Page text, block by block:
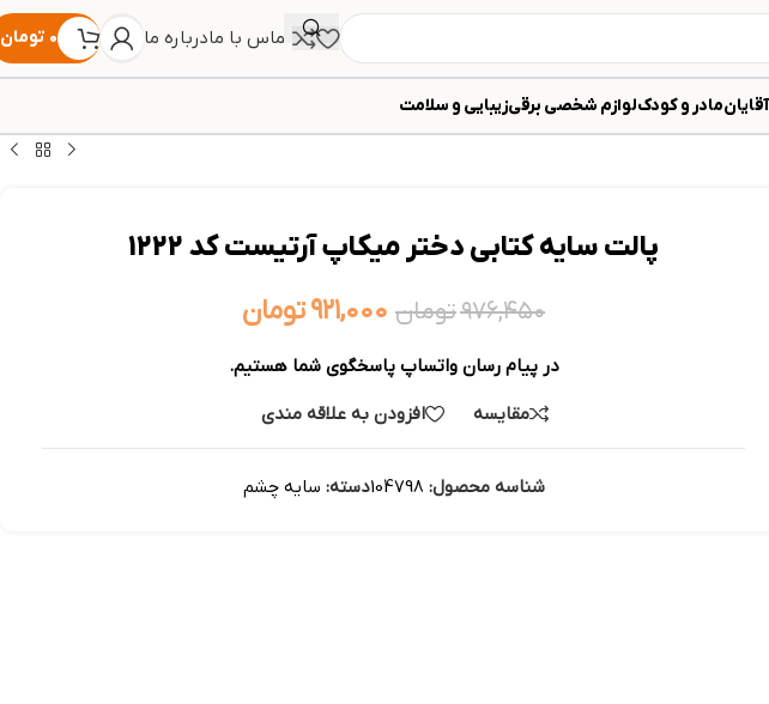
تماس با مادرباره ما ۰ تومان
مادر و کودکلوازم شخصی برقیزیبایی و سلامت
پالت سایه کتابی دختر میکاپ آرتیست کد 1222
۹۷۶,۴۵۰تومان ۹۲۱,۰۰۰تومان
در پیام رسان واتساپ پاسخگوی شما هستیم.
مقایسه
افزودن به علاقه مندی
شناسه محصول: 104798دسته: سایه چشم